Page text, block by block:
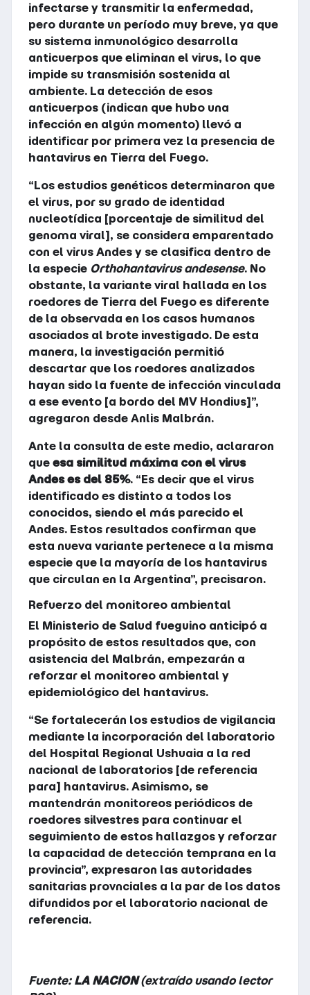
infectarse y transmitir la enfermedad,
pero durante un período muy breve, ya que
su sistema inmunológico desarrolla
anticuerpos que eliminan el virus, lo que
impide su transmisión sostenida al
ambiente. La detección de esos
anticuerpos (indican que hubo una
infección en algún momento) llevó a
identificar por primera vez la presencia de
hantavirus en Tierra del Fuego.
“Los estudios genéticos determinaron que
el virus, por su grado de identidad
nucleotídica [porcentaje de similitud del
genoma viral], se considera emparentado
con el virus Andes y se clasifica dentro de
la especie Orthohantavirus andesense. No
obstante, la variante viral hallada en los
roedores de Tierra del Fuego es diferente
de la observada en los casos humanos
asociados al brote investigado. De esta
manera, la investigación permitió
descartar que los roedores analizados
hayan sido la fuente de infección vinculada
a ese evento [a bordo del MV Hondius]”,
agregaron desde Anlis Malbrán.
Ante la consulta de este medio, aclararon
que esa similitud máxima con el virus
Andes es del 85%. “Es decir que el virus
identificado es distinto a todos los
conocidos, siendo el más parecido el
Andes. Estos resultados confirman que
esta nueva variante pertenece a la misma
especie que la mayoría de los hantavirus
que circulan en la Argentina”, precisaron.
Refuerzo del monitoreo ambiental
El Ministerio de Salud fueguino anticipó a
propósito de estos resultados que, con
asistencia del Malbrán, empezarán a
reforzar el monitoreo ambiental y
epidemiológico del hantavirus.
“Se fortalecerán los estudios de vigilancia
mediante la incorporación del laboratorio
del Hospital Regional Ushuaia a la red
nacional de laboratorios [de referencia
para] hantavirus. Asimismo, se
mantendrán monitoreos periódicos de
roedores silvestres para continuar el
seguimiento de estos hallazgos y reforzar
la capacidad de detección temprana en la
provincia”, expresaron las autoridades
sanitarias provnciales a la par de los datos
difundidos por el laboratorio nacional de
referencia.
Fuente: LA NACION(extraído usando lector